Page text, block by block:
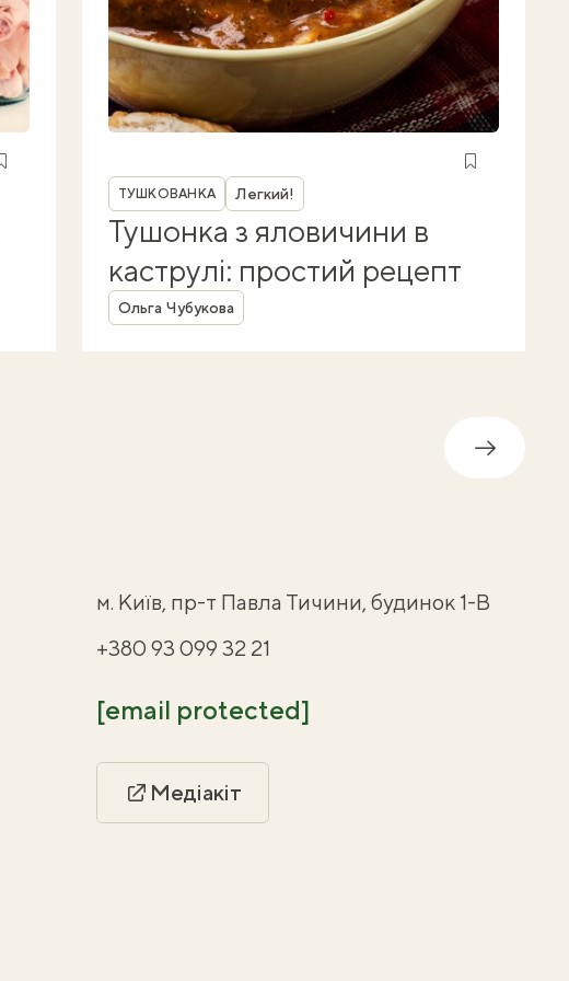
Рубрика
ТУШКОВАНКА Легкий!
Тушонка з яловичини в
каструлі: простий рецепт
Автор
Ольга Чубукова
Далі
м. Київ, пр-т Павла Тичини, будинок 1-В
+380 93 099 32 21
[email protected]
Медіакіт